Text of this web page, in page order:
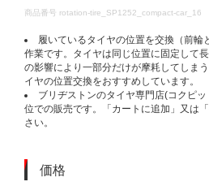
DETAILS
商品番号 rotation-tire_SP1252_compact-car_16
履いているタイヤの位置を交換（前輪
作業です。タイヤは同じ位置に固定して
の影響により一部分だけが摩耗してしま
イヤの位置交換をおすすめしています。
ブリヂストンのタイヤ専門店(コクピ
位での販売です。「カートに追加」又は
さい。
価格